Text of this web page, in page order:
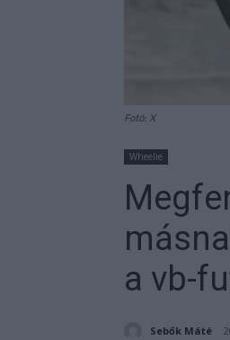
Fotó: X
Wheelie
a vb-
Sebők Máté